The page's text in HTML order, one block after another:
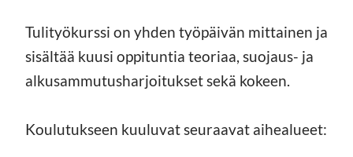
Tulityökurssi on yhden työpäivän mittainen ja
sisältää kuusi oppituntia teoriaa, suojaus- ja
alkusammutusharjoitukset sekä kokeen.
Koulutukseen kuuluvat seuraavat aihealueet: